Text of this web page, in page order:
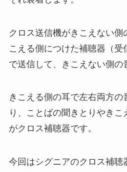
クロス送信機がきこえない側
こえる側につけた補聴器（受
で送信して、きこえない側の
きこえる側の耳で左右両方の
り、ことばの聞きとりやき
がクロス補聴器です。
今回はシグニアのクロス補聴